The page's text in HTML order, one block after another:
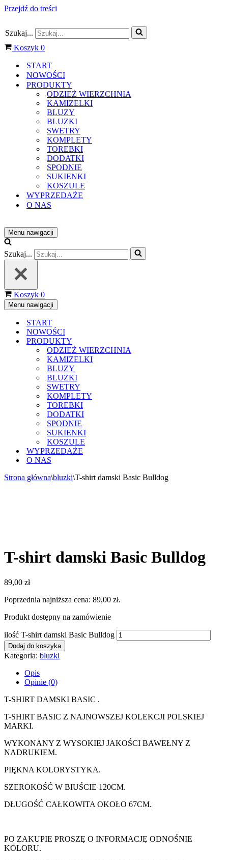
Przejdź do treści
Szukaj...
Koszyk 0
START
NOWOŚCI
PRODUKTY
ODZIEŻ WIERZCHNIA
KAMIZELKI
BLUZY
BLUZKI
SWETRY
KOMPLETY
TOREBKI
DODATKI
SPODNIE
SUKIENKI
KOSZULE
WYPRZEDAŻE
O NAS
Menu nawigacji
Szukaj...
Koszyk 0
Menu nawigacji
START
NOWOŚCI
PRODUKTY
ODZIEŻ WIERZCHNIA
KAMIZELKI
BLUZY
BLUZKI
SWETRY
KOMPLETY
TOREBKI
DODATKI
SPODNIE
SUKIENKI
KOSZULE
WYPRZEDAŻE
O NAS
Strona główna\bluzki\T-shirt damski Basic Bulldog
T-shirt damski Basic Bulldog
89,00 zł
Poprzednia najniższa cena: 89,00 zł.
Produkt dostępny na zamówienie
ilość T-shirt damski Basic Bulldog
Dodaj do koszyka
Kategoria: bluzki
Opis
Opinie (0)
T-SHIRT DAMSKI BASIC .
T-SHIRT BASIC Z NAJNOWSZEJ KOLEKCJI POLSKIEJ
MARKI.
WYKONANY Z WYSOKIEJ JAKOŚCI BAWEŁNY Z
NADRUKIEM.
PIĘKNA KOLORYSTYKA.
SZEROKOŚĆ W BIUŚCIE 120CM.
DŁUGOŚĆ CAŁKOWITA OKOŁO 67CM.
PO ZAKUPIE PROSZĘ O INFORMACJĘ ODNOŚNIE
KOLORU.